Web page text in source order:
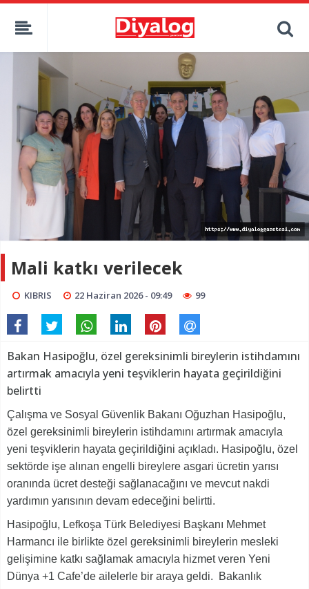
Mali katkı verilecek
KIBRIS 22 Haziran 2026 - 09:49 99
Bakan Hasipoğlu, özel gereksinimli bireylerin istihdamını
artırmak amacıyla yeni teşviklerin hayata geçirildiğini
belirtti
Çalışma ve Sosyal Güvenlik Bakanı Oğuzhan Hasipoğlu,
özel gereksinimli bireylerin istihdamını artırmak amacıyla
yeni teşviklerin hayata geçirildiğini açıkladı. Hasipoğlu, özel
sektörde işe alınan engelli bireylere asgari ücretin yarısı
oranında ücret desteği sağlanacağını ve mevcut nakdi
yardımın yarısının devam edeceğini belirtti.
Hasipoğlu, Lefkoşa Türk Belediyesi Başkanı Mehmet
Harmancı ile birlikte özel gereksinimli bireylerin mesleki
gelişimine katkı sağlamak amacıyla hizmet veren Yeni
Dünya +1 Cafe’de ailelerle bir araya geldi. Bakanlık